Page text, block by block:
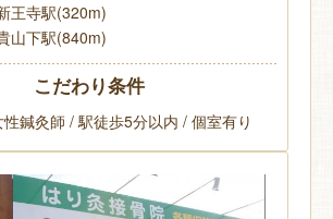
王寺駅(320m)
山下駅(840m)
こだわり条件
鍼灸師 / 駅徒歩5分以内 / 個室有り